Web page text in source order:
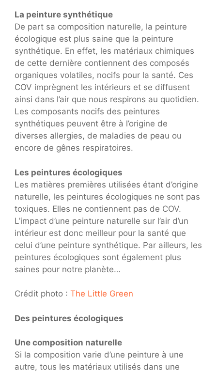
La peinture synthétique
De part sa composition naturelle, la peinture
écologique est plus saine que la peinture
synthétique. En effet, les matériaux chimiques
de cette dernière contiennent des composés
organiques volatiles, nocifs pour la santé. Ces
COV imprègnent les intérieurs et se diffusent
ainsi dans l’air que nous respirons au quotidien.
Les composants nocifs des peintures
synthétiques peuvent être à l’origine de
diverses allergies, de maladies de peau ou
encore de gênes respiratoires.
Les peintures écologiques
Les matières premières utilisées étant d’origine
naturelle, les peintures écologiques ne sont pas
toxiques. Elles ne contiennent pas de COV.
L’impact d’une peinture naturelle sur l’air d’un
intérieur est donc meilleur pour la santé que
celui d’une peinture synthétique. Par ailleurs, les
peintures écologiques sont également plus
saines pour notre planète…
Crédit photo : The Little Green
Des peintures écologiques
Une composition naturelle
Si la composition varie d’une peinture à une
autre, tous les matériaux utilisés dans une